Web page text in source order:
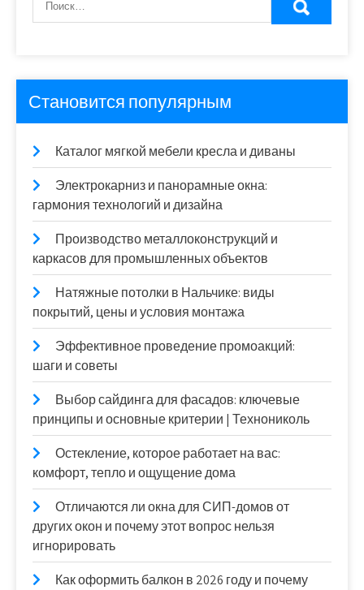
Становится популярным
Каталог мягкой мебели кресла и диваны
Электрокарниз и панорамные окна:
гармония технологий и дизайна
Производство металлоконструкций и
каркасов для промышленных объектов
Натяжные потолки в Нальчике: виды
покрытий, цены и условия монтажа
Эффективное проведение промоакций:
шаги и советы
Выбор сайдинга для фасадов: ключевые
принципы и основные критерии | Технониколь
Остекление, которое работает на вас:
комфорт, тепло и ощущение дома
Отличаются ли окна для СИП-домов от
других окон и почему этот вопрос нельзя
игнорировать
Как оформить балкон в 2026 году и почему